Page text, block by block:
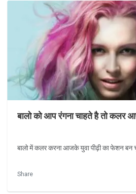
बालो को आप रंगना चाहते है तो कलर
बालो में कलर करना आजके युवा पीढ़ी का फेशन बन
Share